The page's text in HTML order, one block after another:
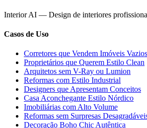
Interior AI — Design de interiores
Casos de Uso
Corretores que Vendem Imóveis Vazios
Proprietários que Querem Estilo Clean
Arquitetos sem V-Ray ou Lumion
Reformas com Estilo Industrial
Designers que Apresentam Conceitos
Casa Aconchegante Estilo Nórdico
Imobiliárias com Alto Volume
Reformas sem Surpresas
Decoração Boho Chic Autêntica